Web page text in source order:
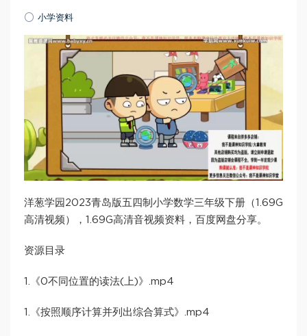
小学资料
洋葱学园2023青岛版五四制小学数学三年级下册（1.69G
高清视频），1.69G高清音视频资料，百度网盘分享。
资源目录
1.《0不同位置的读法(上)》.mp4
1.《按照顺序计算并列出综合算式》.mp4